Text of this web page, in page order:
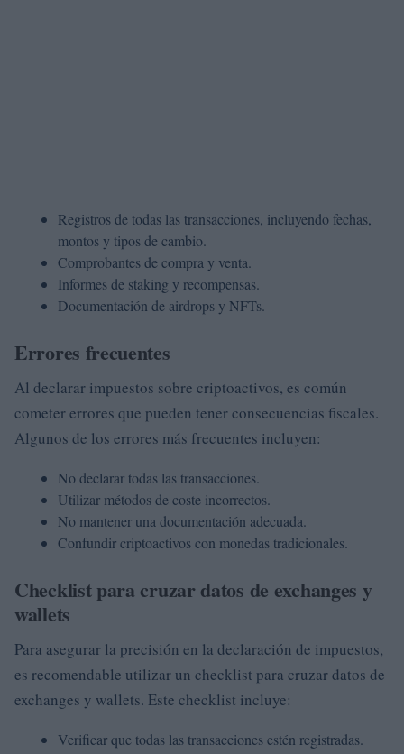
Registros de todas las transacciones, incluyendo fechas,
montos y tipos de cambio.
Comprobantes de compra y venta.
Informes de staking y recompensas.
Documentación de airdrops y NFTs.
Errores frecuentes
Al declarar impuestos sobre criptoactivos, es común
cometer errores que pueden tener consecuencias fiscales.
Algunos de los errores más frecuentes incluyen:
No declarar todas las transacciones.
Utilizar métodos de coste incorrectos.
No mantener una documentación adecuada.
Confundir criptoactivos con monedas tradicionales.
Checklist para cruzar datos de exchanges y
wallets
Para asegurar la precisión en la declaración de impuestos,
es recomendable utilizar un checklist para cruzar datos de
exchanges y wallets. Este checklist incluye:
Verificar que todas las transacciones estén registradas.